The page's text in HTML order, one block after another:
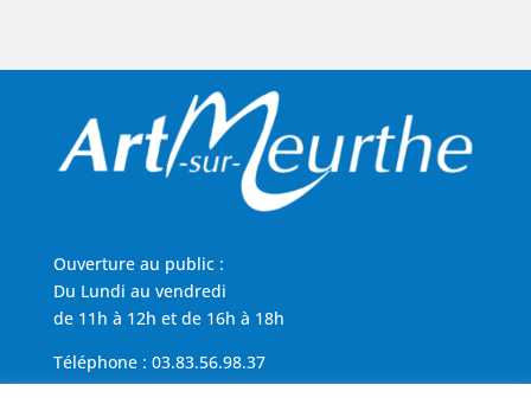
Ouverture au public :
Du Lundi au vendredi
de 11h à 12h et de 16h à 18h
Téléphone : 03.83.56.98.37